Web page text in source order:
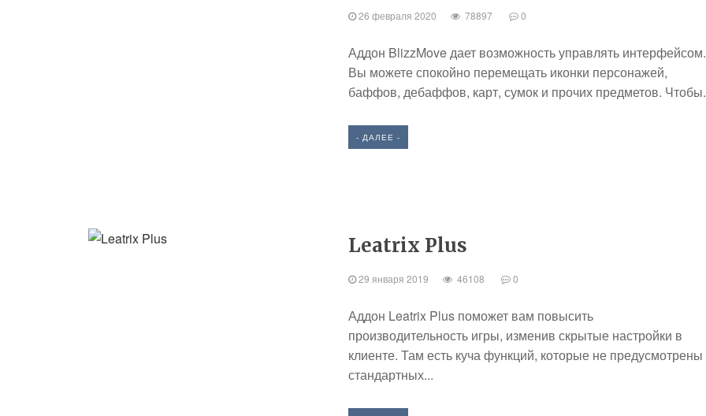
26 февраля 2020 78897 0
Аддон BlizzMove дает возможность управлять интерфейсом.
Вы можете спокойно перемещать иконки персонажей,
баффов, дебаффов, карт, сумок и прочих предметов.
- ДАЛЕЕ -
Leatrix Plus
29 января 2019 46108 0
Аддон Leatrix Plus поможет вам повысить
производительность игры, изменив скрытые настройки в
клиенте. Там есть куча функций, которые не предусмотрены
стандартных...